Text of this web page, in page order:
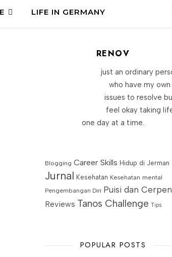
LIFE IN GERMANY
RENOV
just an ordinary
who have my own
issues to resolve
feel okay taking
one day at a time.
Blogging Career Skills Hidup di Jerman
Jurnal Kesehatan Kesehatan mental
Pengembangan Diri Puisi dan Cerpen
Reviews Tanos Challenge Tips
POPULAR POSTS